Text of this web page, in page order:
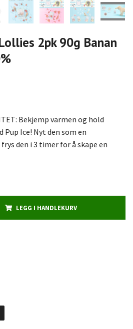
2pk 90g Banan
Bekjemp varmen og hold
Pup Ice! Nyt den som en
den i 3 timer for å skape en
LEGG I HANDLEKURV